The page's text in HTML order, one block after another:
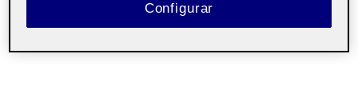
Configurar